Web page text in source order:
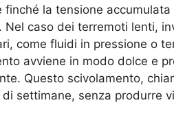
finché la tensione
Nel caso dei terremoti lenti,
come fluidi in pressione o
avviene in modo dolce e
Questo scivolamento,
di settimane, senza produrre